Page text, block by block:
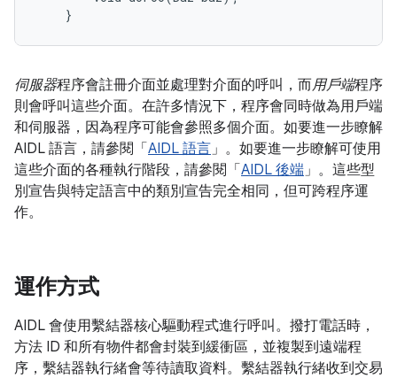
}
伺服器程序會註冊介面並處理對介面的呼叫，而用戶端程序
則會呼叫這些介面。在許多情況下，程序會同時做為用戶端
和伺服器，因為程序可能會參照多個介面。如要進一步瞭解
AIDL 語言，請參閱「 AIDL 語言」。如要進一步瞭解可使用
這些介面的各種執行階段，請參閱「 AIDL 後端」。這些型
別宣告與特定語言中的類別宣告完全相同，但可跨程序運
作。
運作方式
AIDL 會使用繫結器核心驅動程式進行呼叫。撥打電話時，
方法 ID 和所有物件都會封裝到緩衝區，並複製到遠端程
序，繫結器執行緒會等待讀取資料。繫結器執行緒收到交易